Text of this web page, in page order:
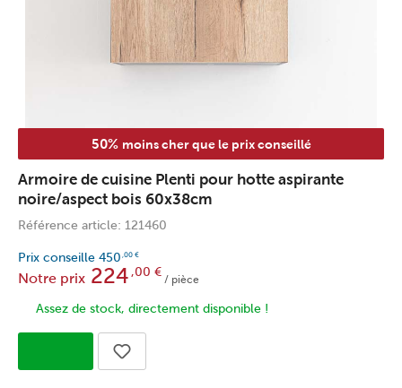
50% moins cher que le prix conseillé
Armoire de cuisine Plenti pour hotte aspirante
noire/aspect bois 60x38cm
Référence article: 121460
Prix conseille 450 ,00 €
Notre prix 224 ,00 €
/ pièce
Assez de stock, directement disponible !